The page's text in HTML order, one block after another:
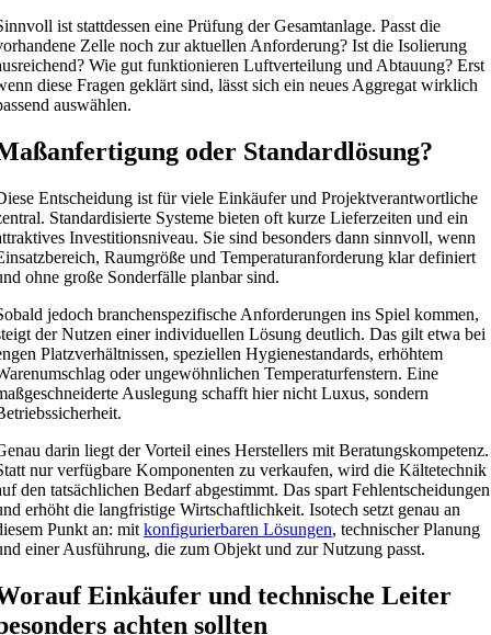
ist stattdessen eine Prüfung der Gesamtanlage. Passt die
Zelle noch zur aktuellen Anforderung? Ist die Isolierung
Wie gut funktionieren Luftverteilung und Abtauung? Erst
diese Fragen geklärt sind, lässt sich ein neues Aggregat wirklich
auswählen.
oder Standardlösung?
Entscheidung ist für viele Einkäufer und Projektverantwortliche
Standardisierte Systeme bieten oft kurze Lieferzeiten und ein
Investitionsniveau. Sie sind besonders dann sinnvoll, wenn
Raumgröße und Temperaturanforderung klar definiert
ohne große Sonderfälle planbar sind.
jedoch branchenspezifische Anforderungen ins Spiel kommen,
der Nutzen einer individuellen Lösung deutlich. Das gilt etwa bei
Platzverhältnissen, speziellen Hygienestandards, erhöhtem
oder ungewöhnlichen Temperaturfenstern. Eine
Auslegung schafft hier nicht Luxus, sondern
darin liegt der Vorteil eines Herstellers mit Beratungskompetenz.
nur verfügbare Komponenten zu verkaufen, wird die Kältetechnik
den tatsächlichen Bedarf abgestimmt. Das spart Fehlentscheidungen
erhöht die langfristige Wirtschaftlichkeit. Isotech setzt genau an
Punkt an: mitkonfigurierbaren Lösungen, technischer Planung
einer Ausführung, die zum Objekt und zur Nutzung passt.
Einkäufer und technische Leiter
achten sollten